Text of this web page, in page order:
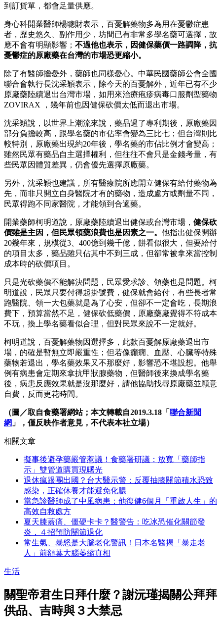
到訂貨單，都會足量供應。
身心科開業醫師楊聰財表示，百憂解藥物多為用在憂鬱症患
者，歷史悠久、副作用少，坊間已有非常多學名藥可選擇，故
應不會有明顯影響； 不過他也表示，因健保藥價一路調降，抗
憂鬱症的原廠藥在台灣的市場恐更縮小。
除了有醫師擔憂外，藥師也同樣憂心。中華民國藥師公會全國
聯合會執行長沈采穎表示，除今天的百憂解外，近年已有不少
原廠藥陸續退出台灣市場，如用來治療疱疹病毒口服劑型藥物
ZOVIRAX ，幾年前也因健保砍價太低而退出市場。
沈采穎說，以世界上潮流來說，藥品過了專利期後，原廠藥因
部分負擔較高，跟學名藥的市佔率會變為三比七；但台灣則比
較特別，原廠藥出現約20年後，學名藥的市佔比例才會變高；
雖然民眾有藥品自主選擇權利，但往往不會只是金錢考量，有
些民眾因體質差異，仍會優先選擇原廠藥。
另外，沈采穎也建議，所有醫療院所應開立健保有給付藥物為
先，而非只開立自身醫院才有的藥物，造成處方或劑量不同，
民眾得跑不同家醫院，才能領到合適藥。
開業藥師柯明道說，原廠藥陸續退出健保或台灣市場， 健保砍
價雖是主因，但民眾領藥浪費也是因素之一。 他指出健保開辦
20幾年來，規模從3、400億到幾千億，餅看似很大，但要給付
的項目太多，藥品雖只佔其中不到三成，但卻常被拿來當控制
成本時的砍價項目。
只是光砍藥價不能解決問題，民眾愛求診、領藥也是問題。柯
明道說，民眾只要付得起掛號費，健保就會給付，有些長者常
跑醫院、領一大包藥就是為了心安，但卻不一定會吃，長期浪
費下，預算當然不足，健保砍低藥價，原廠藥廠覺得不符成本
不玩，換上學名藥看似合理，但對民眾來說不一定就好。
柯明道說，百憂解藥物因選擇多，此款百憂解原廠藥退出市
場，的確是暫無立即嚴重性；但若像癲癇、血壓、心臟等特殊
藥物若退出，學名藥效果又不那麼好，影響恐不堪設想。他舉
例有病患會定期來拿抗甲狀腺藥物，但醫師後來換成學名藥
後，病患反應效果就是沒那麼好，請他協助找尋原廠藥並願意
自費，反而更花時間。
（圖／取自食藥署網站；本文轉載自2019.3.18「 聯合新聞
網 」，僅反映作者意見，不代表本社立場）
相關文章
擬事後避孕藥嚴管惹議！食藥署研議：放寬「藥師指
示」雙管道購買現曙光
退休瘋跟團出國？台大醫示警：反覆抽膝關節積水恐致
感染，正確休養才能避免化膿
當急診醫師成了中風病患：他復健6個月「重啟人生」的
高效自救處方
夏天膝蓋痛、僵硬卡卡？醫警告：吃冰恐催化關節發
炎，４招預防關節退化
常生氣、暴怒是大腦老化警訊！日本名醫揭「暴走老
人」前額葉大腦萎縮真相
生活
關聖帝君生日拜什麼？謝沅瑾揭關公拜拜
供品、吉時與３大禁忌